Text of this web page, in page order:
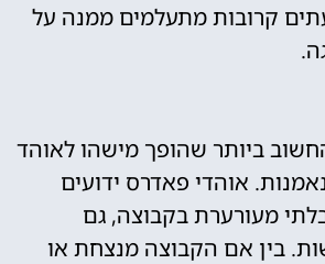
קרובות מתעלמים ממנה על
ביותר שהופך מישהו לאוהד
אוהדי פאדרס ידועים
מעורערת בקבוצה, גם
בין אם הקבוצה מנצחת או